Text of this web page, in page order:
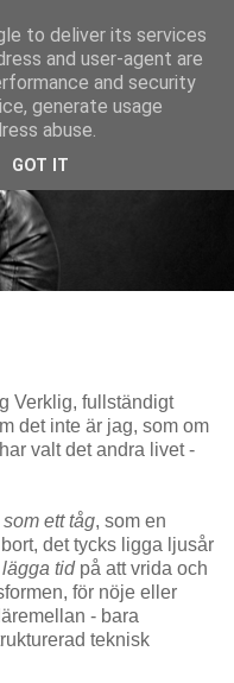
Verklig, fullständigt
det inte är jag, som om
valt det andra livet -
ett tåg, som en
det tycks ligga ljusår
lägga tidpå att vrida och
för nöje eller
- bara
teknisk
to deliver its services
and user-agent are
and security
generate usage
abuse.
GOT IT